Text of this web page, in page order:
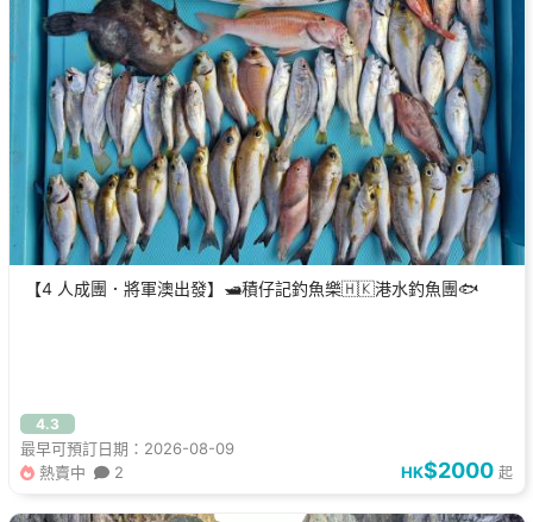
【4 人成團．將軍澳出發】🛥️積仔記釣魚樂🇭🇰港水釣魚團🐟
4.3
最早可預訂日期：2026-08-09
熱賣中
2 HK$2000 起